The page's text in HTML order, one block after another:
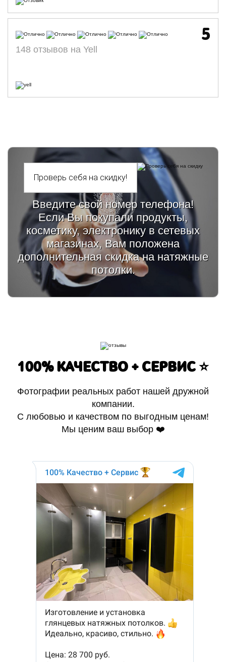
5
148 отзывов на Yell
Введите свой номер телефона!
Если Вы покупали продукты,
косметику, электронику в сетевых
магазинах, Вам положена
дополнительная скидка на натяжные
потолки.
100% КАЧЕСТВО + СЕРВИС ⭐️
Фотографии реальных работ нашей дружной
компании.
С любовью и качеством по выгодным ценам!
Мы ценим ваш выбор ❤️